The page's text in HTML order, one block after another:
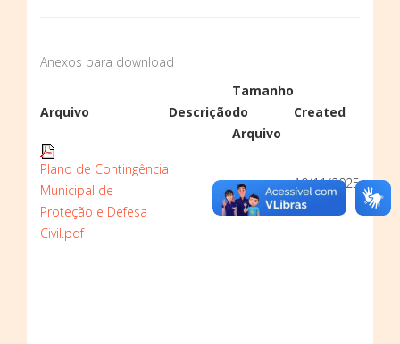
Anexos para download
Arquivo Descrição
Tamanho
do
Arquivo
Created
Plano de Contingência
Municipal de
Proteção e Defesa
Civil.pdf
1226 kB
10/11/2025
09:44